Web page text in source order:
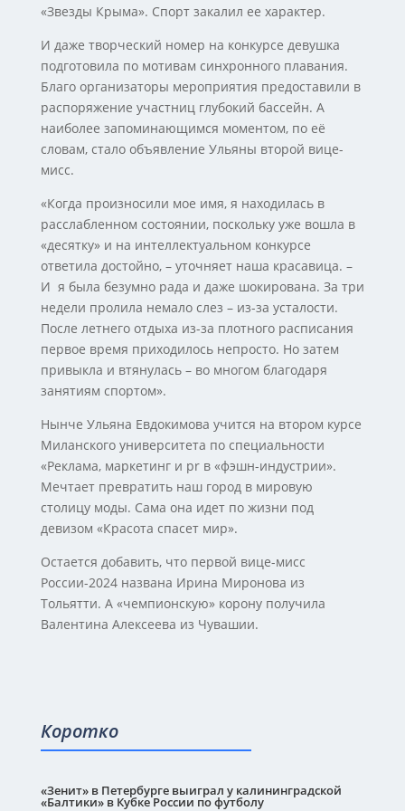
«Звезды Крыма». Спорт закалил ее характер.
И даже творческий номер на конкурсе девушка
подготовила по мотивам синхронного плавания.
Благо организаторы мероприятия предоставили в
распоряжение участниц глубокий бассейн. А
наиболее запоминающимся моментом, по её
словам, стало объявление Ульяны второй вице-
мисс.
«Когда произносили мое имя, я находилась в
расслабленном состоянии, поскольку уже вошла в
«десятку» и на интеллектуальном конкурсе
ответила достойно, – уточняет наша красавица. –
И я была безумно рада и даже шокирована. За три
недели пролила немало слез – из-за усталости.
После летнего отдыха из-за плотного расписания
первое время приходилось непросто. Но затем
привыкла и втянулась – во многом благодаря
занятиям спортом».
Нынче Ульяна Евдокимова учится на втором курсе
Миланского университета по специальности
«Реклама, маркетинг и pr в «фэшн-индустрии».
Мечтает превратить наш город в мировую
столицу моды. Сама она идет по жизни под
девизом «Красота спасет мир».
Остается добавить, что первой вице-мисс
России-2024 названа Ирина Миронова из
Тольятти. А «чемпионскую» корону получила
Валентина Алексеева из Чувашии.
Коротко
«Зенит» в Петербурге выиграл у калининградской
«Балтики» в Кубке России по футболу